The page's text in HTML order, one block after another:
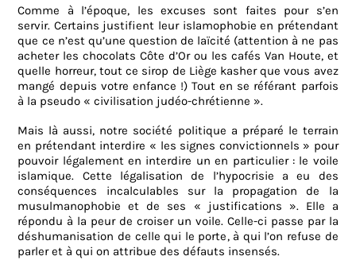
Comme à l’époque, les excuses sont faites pour s’en
servir. Certains justifient leur islamophobie en prétendant
que ce n’est qu’une question de laïcité (attention à ne pas
acheter les chocolats Côte d’Or ou les cafés Van Houte, et
quelle horreur, tout ce sirop de Liège kasher que vous avez
mangé depuis votre enfance !) Tout en se référant parfois
à la pseudo « civilisation judéo-chrétienne ».
Mais là aussi, notre société politique a préparé le terrain
en prétendant interdire « les signes convictionnels » pour
pouvoir légalement en interdire un en particulier : le voile
islamique. Cette légalisation de l’hypocrisie a eu des
conséquences incalculables sur la propagation de la
musulmanophobie et de ses « justifications ». Elle a
répondu à la peur de croiser un voile. Celle-ci passe par la
déshumanisation de celle qui le porte, à qui l’on refuse de
parler et à qui on attribue des défauts insensés.